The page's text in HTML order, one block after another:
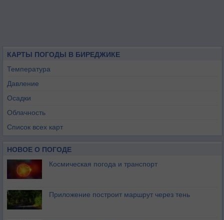
КАРТЫ ПОГОДЫ В БИРЕДЖИКЕ
Температура
Давление
Осадки
Облачность
Список всех карт
НОВОЕ О ПОГОДЕ
Космическая погода и транспорт
Приложение построит маршрут через тень